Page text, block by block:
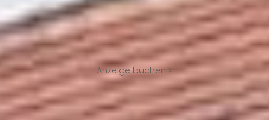
Anzeige buchen >